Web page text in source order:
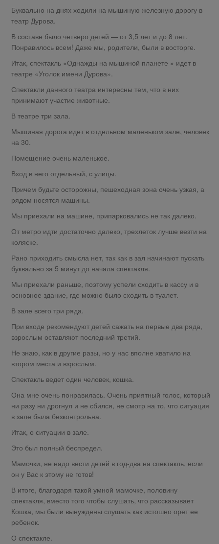
Буквально на днях ходили на мышиную железную дорогу в
театр Дурова.
В составе было четверо детей — от 3,5 лет и до 8 лет.
Понравилось всем! Даже мы, родители, были в восторге.
Итак, спектакль «Однажды на мышиной планете » идет в
театре «Уголок имени Дурова».
Спектакли данного театра интересны тем, что в них
принимают участие животные.
В театре три зала.
Мышиная дорога идет в отдельном маленьком зале, человек
на 30.
Помещение очень маленькое.
Вход в него отдельный, с улицы.
Причем будьте осторожны, пешеходная зона очень узкая, а
рядом носятся машины.
Мы приехали на машине, припарковались не так далеко.
От метро идти достаточно далеко, трехлеток лучше везти на
коляске.
Рано приходить смысла нет, так как в зал начинают пускать
буквально за 5 минут до начала спектакля.
Мы приехали раньше, поэтому успели сходить в кассу и в
основное здание, где можно было сходить в туалет.
В зале всего три ряда.
При входе рекомендуют детей сажать на первые два ряда,
взрослым оставляют последний третий.
Не знаю, как в другие разы, но у нас вполне хватило на
втором места и взрослым.
Спектакль ведет один человек, кошка.
Она мне очень понравилась. Очень приятный голос, который
ни разу ни дрогнул и не сбился, не смотр на то, что ситуация
в зале была безконтрольна.
Итак, о ситуации в зале.
Это был полный беспредел.
Мамочки, не надо вести детей в год-два на спектакль, если
он у Вас к этому не готов!
В итоге, благодаря такой умной мамочке, половину
спектакля, вместо того чтобы слушать, что рассказывает
Кошка, мы были вынуждены слушать как истошно орет ее
ребенок.
О спектакле.